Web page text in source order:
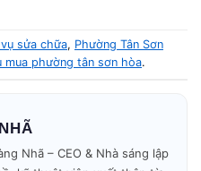
Máy Tận Nơi
trong 30–45 phút .
sửa chữa, Phường Tân Sơn
mua phường tân sơn hòa.
Nhã – CEO & Nhà sáng lập